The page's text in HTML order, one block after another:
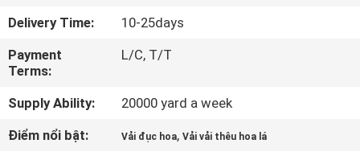
KIỂM
CHẤT
LƯỢNG
Delivery Time:
10-25days
Payment
Terms:
L/C, T/T
Supply Ability:
20000 yard a week
Điểm nổi bật:
Vải đục hoa,Vải vải thêu hoa lá